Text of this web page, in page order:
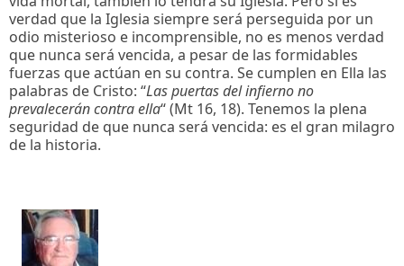
verdad que la Iglesia siempre será perseguida por un
odio misterioso e incomprensible, no es menos verdad
que nunca será vencida, a pesar de las formidables
fuerzas que actúan en su contra. Se cumplen en Ella las
palabras de Cristo: “Las puertas del infierno no
prevalecerán contra ella“ (Mt 16, 18). Tenemos la plena
seguridad de que nunca será vencida: es el gran milagro
de la historia.